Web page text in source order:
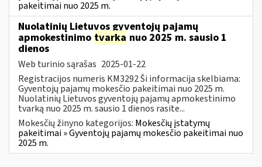
pakeitimai nuo 2025 m.
Nuolatinių Lietuvos gyventojų pajamų
apmokestinimo tvarka nuo 2025 m. sausio 1
dienos
Web turinio sąrašas 2025-01-22
Registracijos numeris KM3292 Ši informacija skelbiama:
Gyventojų pajamų mokesčio pakeitimai nuo 2025 m.
Nuolatinių Lietuvos gyventojų pajamų apmokestinimo
tvarką nuo 2025 m. sausio 1 dienos rasite...
Mokesčių žinyno kategorijos: Mokesčių įstatymų
pakeitimai » Gyventojų pajamų mokesčio pakeitimai nuo
2025 m.